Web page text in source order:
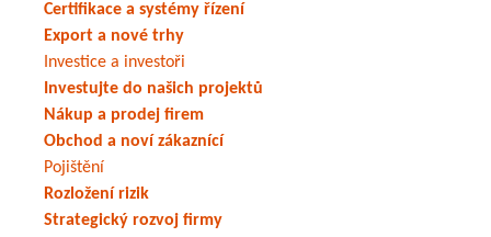
Certifikace a systémy řízení
Export a nové trhy
Investice a investoři
Investujte do našich projektů
Nákup a prodej firem
Obchod a noví zákaznící
Pojištění
Rozložení rizik
Strategický rozvoj firmy